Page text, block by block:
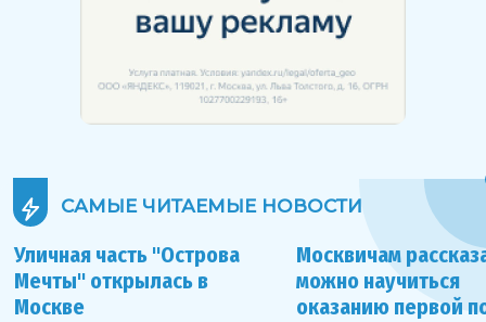
САМЫЕ ЧИТАЕМЫЕ НОВОСТИ
Уличная часть "Острова
Мечты" открылась в
Москве
Москвичам
можно научиться
оказанию первой